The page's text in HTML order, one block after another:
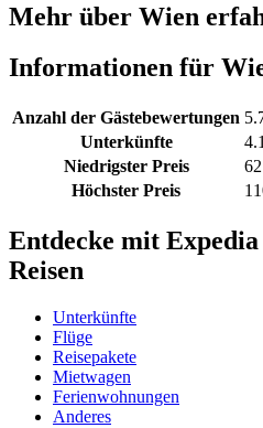
Mehr über Wien
Informationen für
Anzahl der Gästebewertungen
Unterkünfte
Niedrigster Preis
Höchster Preis
Entdecke mit
Reisen
Unterkünfte
Flüge
Reisepakete
Mietwagen
Ferienwohnungen
Anderes